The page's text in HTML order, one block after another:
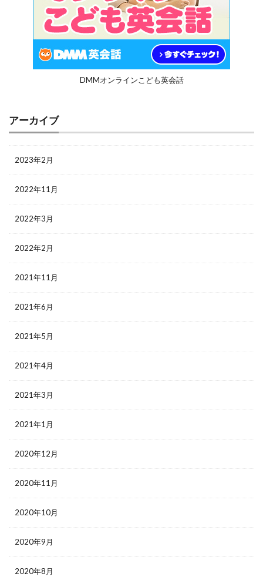
DMMオンラインこども英会話
アーカイブ
2023年2月
2022年11月
2022年3月
2022年2月
2021年11月
2021年6月
2021年5月
2021年4月
2021年3月
2021年1月
2020年12月
2020年11月
2020年10月
2020年9月
2020年8月